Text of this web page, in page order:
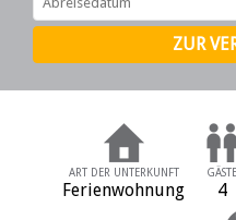
ART DER UNTERKUNFT
Ferienwohnung
GÄSTE
4